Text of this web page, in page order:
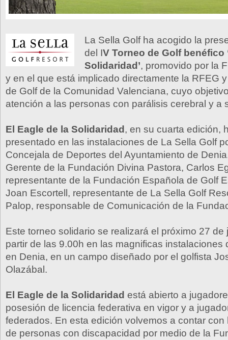
La Sella Golf ha acogido la
del IV Torneo de Golf benéfico
Solidaridad’, promovido por la
y en el que está implicado directamente la RFEG
de Golf de la Comunidad Valenciana, cuyo
atención a las personas con parálisis cerebral y a
El Eagle de la Solidaridad , en su cuarta edición,
presentado en las instalaciones de La Sella Golf
Concejala de Deportes del Ayuntamiento de
Gerente de la Fundación Divina Pastora, Carlos
representante de la Fundación Española de Golf
Joan Escortell, representante de La Sella Golf
Palop, responsable de Comunicación de la
Este torneo solidario se realizará el próximo 27 de
partir de las 9.00h en las magnificas instalaciones
en Denia, en un campo diseñado por el golfista
Olazábal.
El Eagle de la Solidaridad está abierto a
posesión de licencia federativa en vigor y a
federados. En esta edición volvemos a contar con
de personas con discapacidad por medio de la